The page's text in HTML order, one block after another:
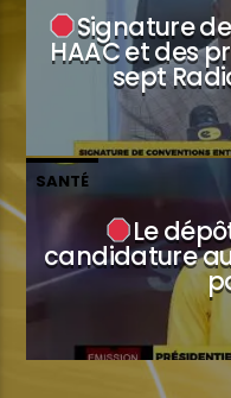
Signature
HAAC et des
sept
SANTÉ
Le
candidature